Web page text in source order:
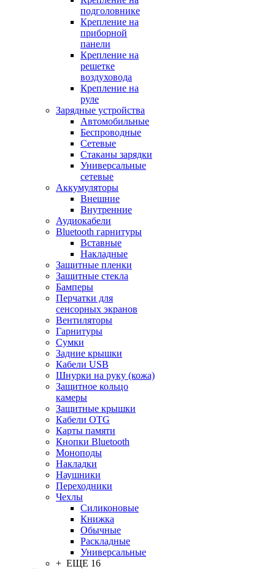
подголовнике
Крепление на
приборной
панели
Крепление на
решетке
воздуховода
Крепление на
руле
Зарядные устройства
Автомобильные
Беспроводные
Сетевые
Стаканы зарядки
Универсальные
сетевые
Аккумуляторы
Внешние
Внутренние
Аудиокабели
Bluetooth гарнитуры
Вставные
Накладные
Защитные пленки
Защитные стекла
Бамперы
Перчатки для
сенсорных экранов
Вентиляторы
Гарнитуры
Сумки
Задние крышки
Кабели USB
Шнурки на руку (кожа)
Защитное кольцо
камеры
Защитные крышки
Кабели OTG
Карты памяти
Кнопки Bluetooth
Моноподы
Накладки
Наушники
Переходники
Чехлы
Силиконовые
Книжка
Обычные
Раскладные
Универсальные
+ ЕЩЕ 16